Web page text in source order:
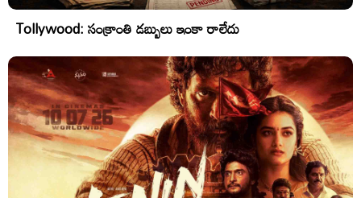
Tollywood: సంక్రాంతి డబ్బులు ఇంకా రాలేదు